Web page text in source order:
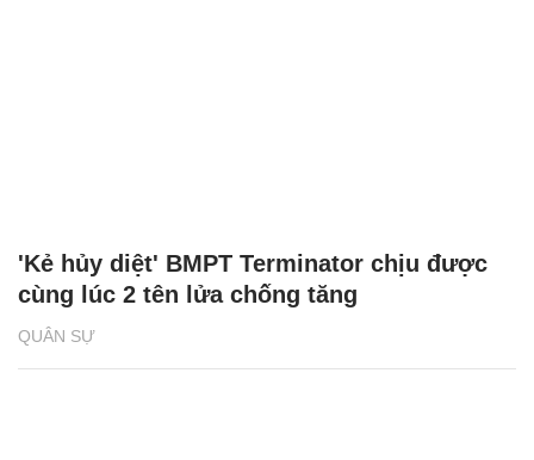
QUÂN SỰ
'Kẻ hủy diệt' BMPT Terminator chịu được
cùng lúc 2 tên lửa chống tăng